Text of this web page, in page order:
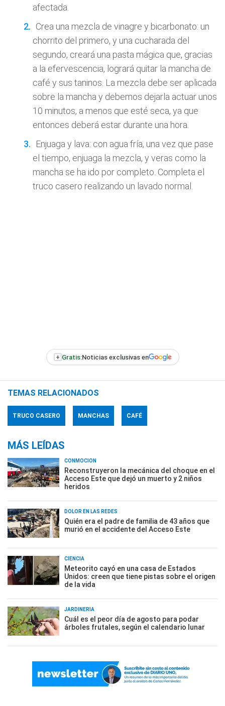
afectada.
Crea una mezcla de vinagre y bicarbonato: un
chorrito del primero, y una cucharada del
segundo, creará una pasta mágica que, gracias
a la efervescencia, logrará quitar la mancha de
café y sus taninos. La mezcla debe ser aplicada
sobre la mancha y debemos dejarla actuar unos
10 minutos, a menos que esté seca, ya que
entonces deberá estar durante una hora.
Enjuaga y lava: con agua fría, una vez que pase
el tiempo, enjuaga la mezcla, y veras como la
mancha se ha ido por completo. Completa el
truco casero realizando un lavado normal.
+ Gratis:Noticias exclusivas en
TEMAS RELACIONADOS
TRUCO CASERO MANCHAS CAFÉ
MÁS LEÍDAS
CONMOCIÓN
Reconstruyeron la mecánica del choque en el
Acceso Este que dejó un muerto y 2 niños
heridos
DOLOR EN LAS REDES
Quién era el padre de familia de 43 años que
murió en el accidente del Acceso Este
CIENCIA
Meteorito cayó en una casa de Estados
Unidos: creen que tiene pistas sobre el origen
de la vida
JARDINERÍA
Cuál es el peor día de agosto para podar
árboles frutales, según el calendario lunar